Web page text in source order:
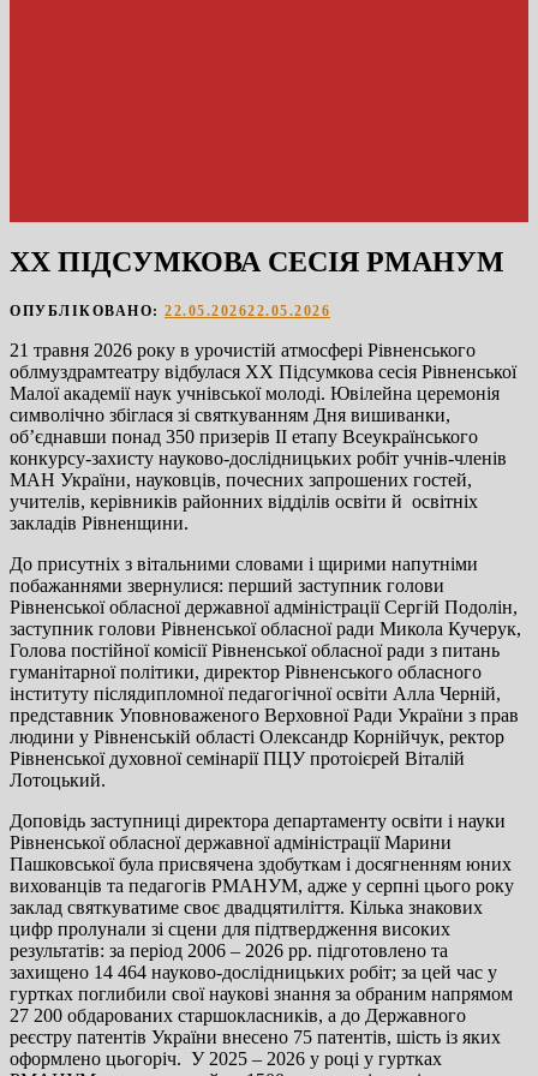
XХ ПІДСУМКОВА СЕСІЯ РМАНУМ
ОПУБЛІКОВАНО: 22.05.202622.05.2026
21 травня 2026 року в урочистій атмосфері Рівненського
облмуздрамтеатру відбулася ХХ Підсумкова сесія Рівненської
Малої академії наук учнівської молоді. Ювілейна церемонія
символічно збіглася зі святкуванням Дня вишиванки,
об’єднавши понад 350 призерів ІІ етапу Всеукраїнського
конкурсу-захисту науково-дослідницьких робіт учнів-членів
МАН України, науковців, почесних запрошених гостей,
учителів, керівників районних відділів освіти й освітніх
закладів Рівненщини.
До присутніх з вітальними словами і щирими напутніми
побажаннями звернулися: перший заступник голови
Рівненської обласної державної адміністрації Сергій Подолін,
заступник голови Рівненської обласної ради Микола Кучерук,
Голова постійної комісії Рівненської обласної ради з питань
гуманітарної політики, директор Рівненського обласного
інституту післядипломної педагогічної освіти Алла Черній,
представник Уповноваженого Верховної Ради України з прав
людини у Рівненській області Олександр Корнійчук, ректор
Рівненської духовної семінарії ПЦУ протоієрей Віталій
Лотоцький.
Доповідь заступниці директора департаменту освіти і науки
Рівненської обласної державної адміністрації Марини
Пашковської була присвячена здобуткам і досягненням юних
вихованців та педагогів РМАНУМ, адже у серпні цього року
заклад святкуватиме своє двадцятиліття. Кілька знакових
цифр пролунали зі сцени для підтвердження високих
результатів: за період 2006 – 2026 рр. підготовлено та
захищено 14 464 науково-дослідницьких робіт; за цей час у
гуртках поглибили свої наукові знання за обраним напрямом
27 200 обдарованих старшокласників, а до Державного
реєстру патентів України внесено 75 патентів, шість із яких
оформлено цьогоріч. У 2025 – 2026 у році у гуртках